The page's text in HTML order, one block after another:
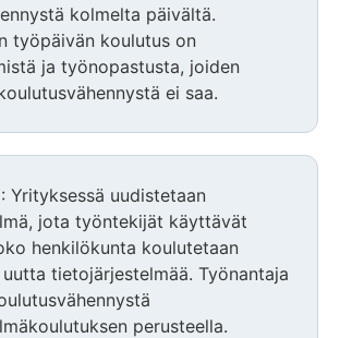
kolmelta päivältä.
työpäivän koulutus on
ja työnopastusta, joiden
ei saa.
: Yrityksessä uudistetaan
jota työntekijät käyttävät
henkilökunta koulutetaan
tietojärjestelmää. Työnantaja
perusteella.